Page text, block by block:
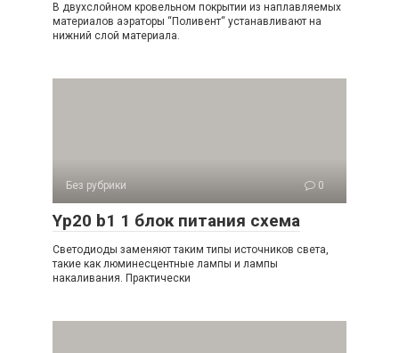
В двухслойном кровельном покрытии из наплавляемых
материалов аэраторы “Поливент“ устанавливают на
нижний слой материала.
Без рубрики 0
Yp20 b1 1 блок питания схема
Светодиоды заменяют таким типы источников света,
такие как люминесцентные лампы и лампы
накаливания. Практически